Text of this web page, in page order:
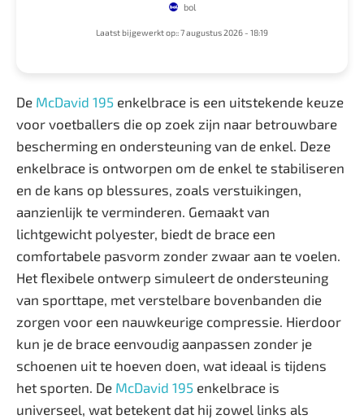
bol
Laatst bijgewerkt op:: 7 augustus 2026 - 18:19
De McDavid 195enkelbrace is een uitstekende keuze
voor voetballers die op zoek zijn naar betrouwbare
bescherming en ondersteuning van de enkel. Deze
enkelbrace is ontworpen om de enkel te stabiliseren
en de kans op blessures, zoals verstuikingen,
aanzienlijk te verminderen. Gemaakt van
lichtgewicht polyester, biedt de brace een
comfortabele pasvorm zonder zwaar aan te voelen.
Het flexibele ontwerp simuleert de ondersteuning
van sporttape, met verstelbare bovenbanden die
zorgen voor een nauwkeurige compressie. Hierdoor
kun je de brace eenvoudig aanpassen zonder je
schoenen uit te hoeven doen, wat ideaal is tijdens
het sporten. De McDavid 195enkelbrace is
universeel, wat betekent dat hij zowel links als